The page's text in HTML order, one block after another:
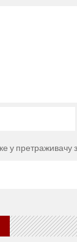
у претраживачу